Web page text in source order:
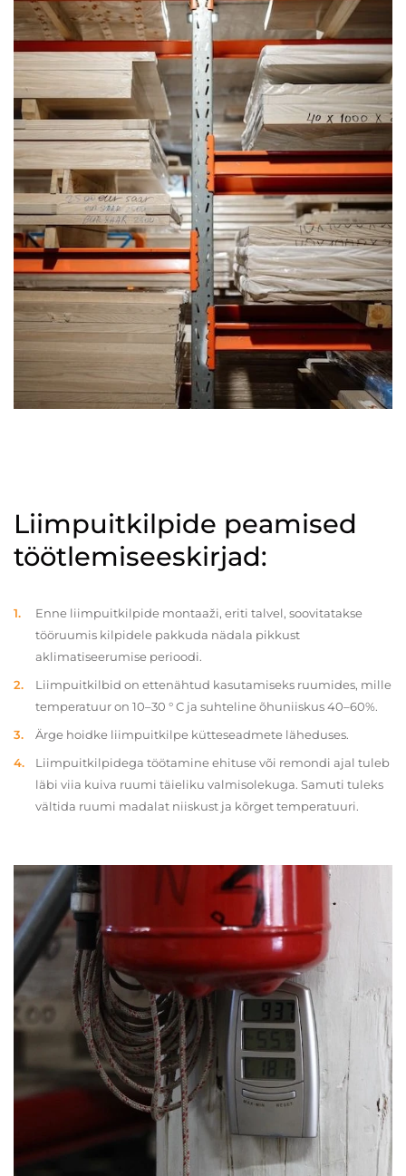
Liimpuitkilpide peamised
töötlemiseeskirjad:
Enne liimpuitkilpide montaaži, eriti talvel, soovitatakse
tööruumis kilpidele pakkuda nädala pikkust
aklimatiseerumise perioodi.
Liimpuitkilbid on ettenähtud kasutamiseks ruumides, mille
temperatuur on 10–30 ° C ja suhteline õhuniiskus 40–60%.
Ärge hoidke liimpuitkilpe kütteseadmete läheduses.
Liimpuitkilpidega töötamine ehituse või remondi ajal tuleb
läbi viia kuiva ruumi täieliku valmisolekuga. Samuti tuleks
vältida ruumi madalat niiskust ja kõrget temperatuuri.